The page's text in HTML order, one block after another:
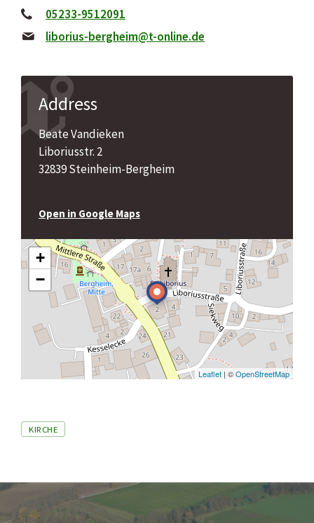
05233-9512091
liborius-bergheim@t-online.de
Address
Beate Vandieken
Liboriusstr. 2
32839 Steinheim-Bergheim
Open in Google Maps
+
−
Leaflet | ©OpenStreetMap
Tags
KIRCHE